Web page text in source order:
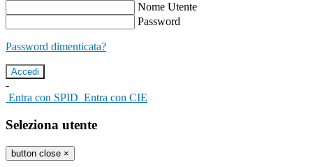
Nome Utente
Password
Password dimenticata?
-
Entra con SPID Entra con CIE
Seleziona utente
button close ×